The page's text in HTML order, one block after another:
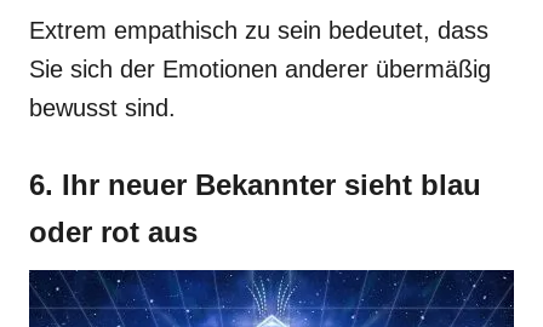
Extrem empathisch zu sein bedeutet, dass
Sie sich der Emotionen anderer übermäßig
bewusst sind.
6. Ihr neuer Bekannter sieht blau
oder rot aus